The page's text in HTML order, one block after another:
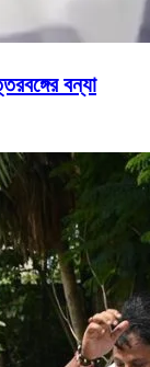
বন্যা